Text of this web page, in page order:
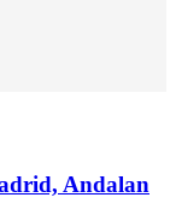
Andalan